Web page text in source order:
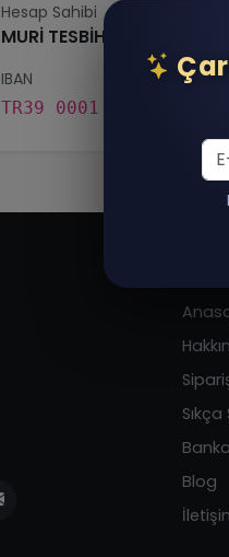
Hesap Sahibi
MURİ TESBİH HEDİYELİK EŞYA
IBAN
TR39 0001 5001 5800
Blog